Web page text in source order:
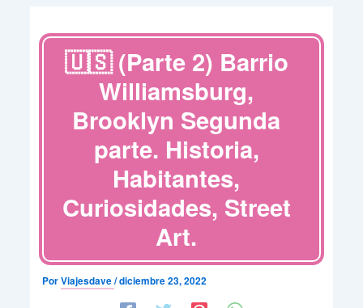
🇺🇸 (Parte 2) Barrio
Williamsburg,
Brooklyn Segunda
parte. Historia,
Habitantes,
Curiosidades, Street
Art.
PorViajesdave/diciembre 23, 2022